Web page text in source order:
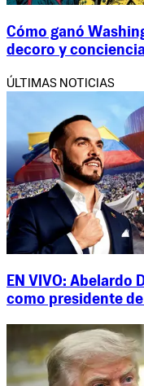
Cómo ganó
decoro y conciencia
ÚLTIMAS NOTICIAS
EN VIVO: Abelardo
como presidente